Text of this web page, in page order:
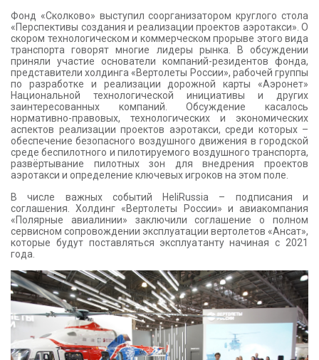
Фонд «Сколково» выступил соорганизатором круглого стола
«Перспективы создания и реализации проектов аэротакси». О
скором технологическом и коммерческом прорыве этого вида
транспорта говорят многие лидеры рынка. В обсуждении
приняли участие основатели компаний-резидентов фонда,
представители холдинга «Вертолеты России», рабочей группы
по разработке и реализации дорожной карты «Аэронет»
Национальной технологической инициативы и других
заинтересованных компаний. Обсуждение касалось
нормативно-правовых, технологических и экономических
аспектов реализации проектов аэротакси, среди которых –
обеспечение безопасного воздушного движения в городской
среде беспилотного и пилотируемого воздушного транспорта,
развёртывание пилотных зон для внедрения проектов
аэротакси и определение ключевых игроков на этом поле.
В числе важных событий HeliRussia – подписания и
соглашения. Холдинг «Вертолеты России» и авиакомпания
«Полярные авиалинии» заключили соглашение о полном
сервисном сопровождении эксплуатации вертолетов «Ансат»,
которые будут поставляться эксплуатанту начиная с 2021
года.